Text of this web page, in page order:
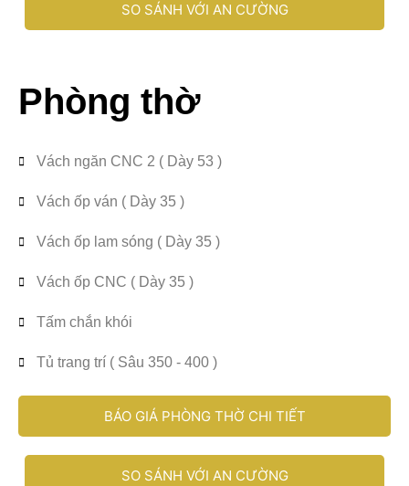
SO SÁNH VỚI AN CƯỜNG
Phòng thờ
Vách ngăn CNC 2 ( Dày 53 )
Vách ốp ván ( Dày 35 )
Vách ốp lam sóng ( Dày 35 )
Vách ốp CNC ( Dày 35 )
Tấm chắn khói
Tủ trang trí ( Sâu 350 - 400 )
BÁO GIÁ PHÒNG THỜ CHI TIẾT
SO SÁNH VỚI AN CƯỜNG